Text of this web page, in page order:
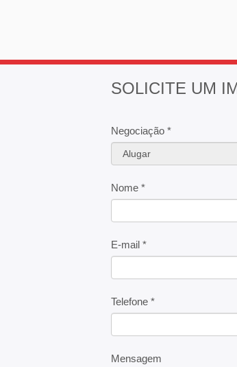
SOLICITE UM
Negociação *
Nome *
E-mail *
Telefone *
Mensagem